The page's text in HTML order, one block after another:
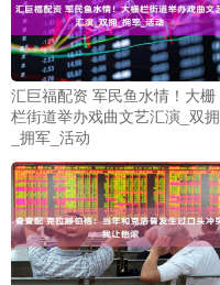
汇巨福配资 军民鱼水情！大栅
栏街道举办戏曲文艺汇演_双拥
_拥军_活动